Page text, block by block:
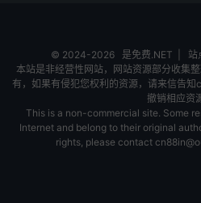
© 2024-2026 是免费.NET 站
本站是非经营性网站，网站资源部分收集
有，如果有侵犯您权利的资源，请来信告
撤销相应资
This is a non-commercial site. Some
Internet and belong to their original
rights, please contact